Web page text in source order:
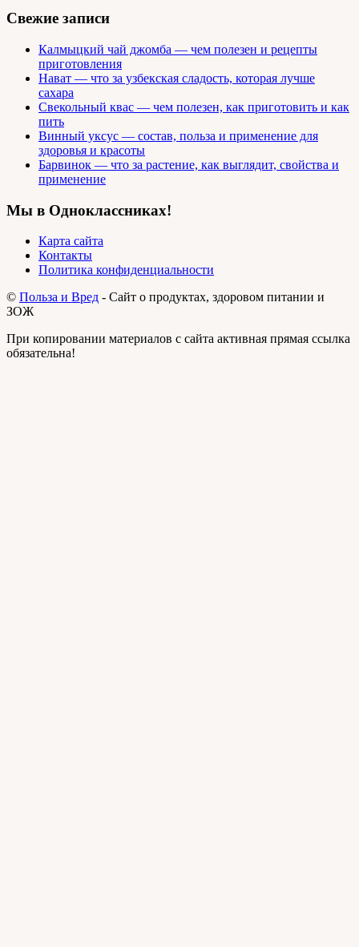
Свежие записи
Калмыцкий чай джомба — чем полезен и рецепты
приготовления
Нават — что за узбекская сладость, которая лучше
сахара
Свекольный квас — чем полезен, как приготовить и как
пить
Винный уксус — состав, польза и применение для
здоровья и красоты
Барвинок — что за растение, как выглядит, свойства и
применение
Мы в Одноклассниках!
Карта сайта
Контакты
Политика конфиденциальности
© Польза и Вред - Сайт о продуктах, здоровом питании и
ЗОЖ
При копировании материалов с сайта активная прямая ссылка
обязательна!